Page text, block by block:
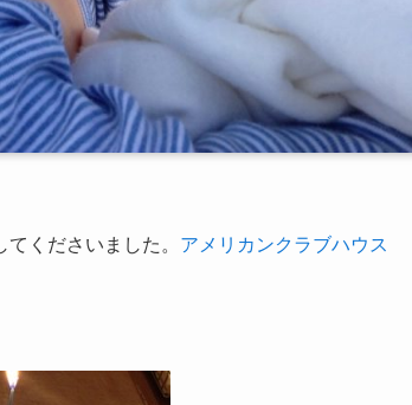
くださいました。 アメリカンクラブハウス